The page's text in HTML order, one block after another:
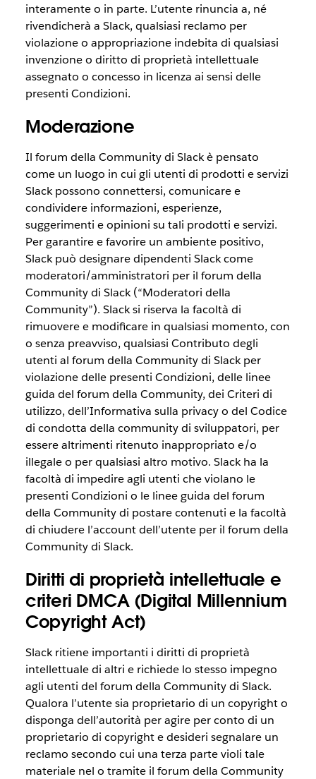
interamente o in parte. L’utente rinuncia a, né
rivendicherà a Slack, qualsiasi reclamo per
violazione o appropriazione indebita di qualsiasi
invenzione o diritto di proprietà intellettuale
assegnato o concesso in licenza ai sensi delle
presenti Condizioni.
Moderazione
Il forum della Community di Slack è pensato
come un luogo in cui gli utenti di prodotti e servizi
Slack possono connettersi, comunicare e
condividere informazioni, esperienze,
suggerimenti e opinioni su tali prodotti e servizi.
Per garantire e favorire un ambiente positivo,
Slack può designare dipendenti Slack come
moderatori/amministratori per il forum della
Community di Slack (“Moderatori della
Community”). Slack si riserva la facoltà di
rimuovere e modificare in qualsiasi momento, con
o senza preavviso, qualsiasi Contributo degli
utenti al forum della Community di Slack per
violazione delle presenti Condizioni, delle linee
guida del forum della Community, dei Criteri di
utilizzo, dell’Informativa sulla privacy o del Codice
di condotta della community di sviluppatori, per
essere altrimenti ritenuto inappropriato e/o
illegale o per qualsiasi altro motivo. Slack ha la
facoltà di impedire agli utenti che violano le
presenti Condizioni o le linee guida del forum
della Community di postare contenuti e la facoltà
di chiudere l’account dell’utente per il forum della
Community di Slack.
Diritti di proprietà intellettuale e
criteri DMCA (Digital Millennium
Copyright Act)
Slack ritiene importanti i diritti di proprietà
intellettuale di altri e richiede lo stesso impegno
agli utenti del forum della Community di Slack.
Qualora l’utente sia proprietario di un copyright o
disponga dell’autorità per agire per conto di un
proprietario di copyright e desideri segnalare un
reclamo secondo cui una terza parte violi tale
materiale nel o tramite il forum della Community